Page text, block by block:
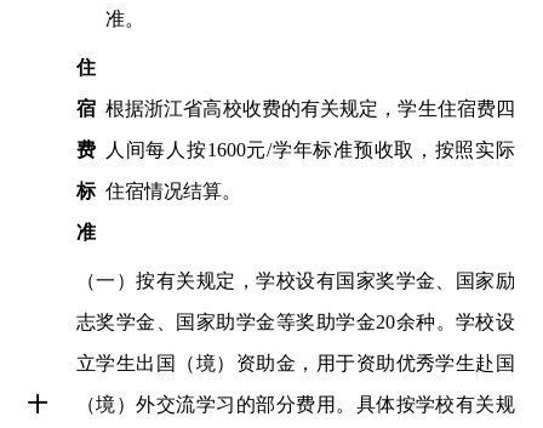
准。
住
宿
费
标
准
根据浙江省高校收费的有关规定，学生住宿费四
人间每人 按1600元/学年标准预收取，按照实际
住宿情况结算。
十
（一）按有关规定，学校设有国家奖学金、国家励
志奖学金、国家助学金等奖助学金20余种。学校设
立学生出国（境）资助金，用于资助优秀学生赴国
（境）外交流学习的部分费用。具体按学校有关规